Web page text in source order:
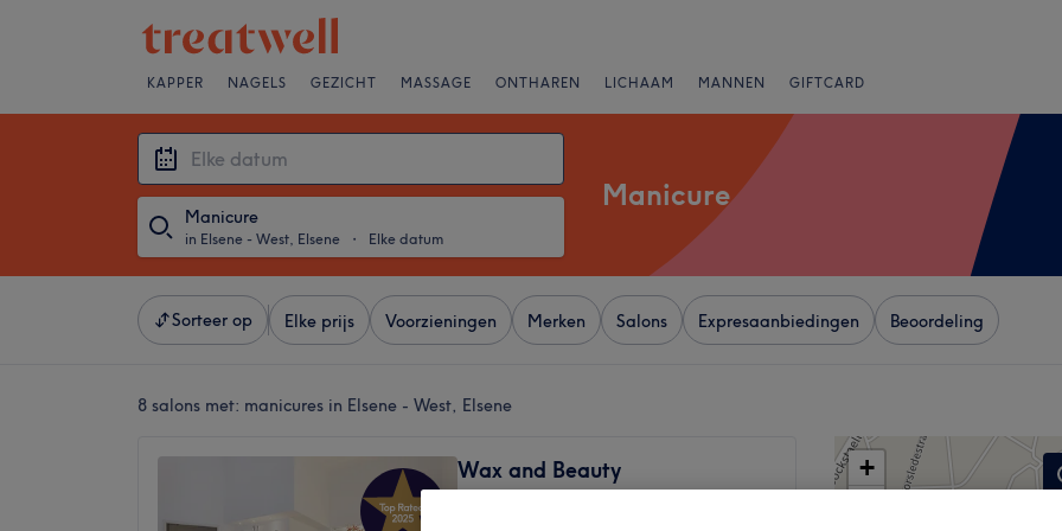
KAPPER NAGELS GEZICHT MASSAGE ONTHAREN LICHAAM MANNEN GIFTCARD
Manicure
in Elsene - West, Elsene ・ Elke datum
Manicure
Sorteer op Elke prijs Voorzieningen Merken Salons Expresaanbiedingen Beoordeling
8 salons met: manicures in Elsene - West, Elsene
Wax and Beauty
+